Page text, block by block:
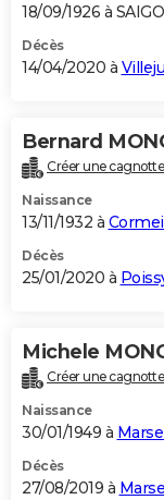
18/09/1926 à
Décès
14/04/2020 à
Bernard
Créer une
Naissance
13/11/1932 à
Décès
25/01/2020 à
Michele
Créer une
Naissance
30/01/1949 à
Décès
27/08/2019 à